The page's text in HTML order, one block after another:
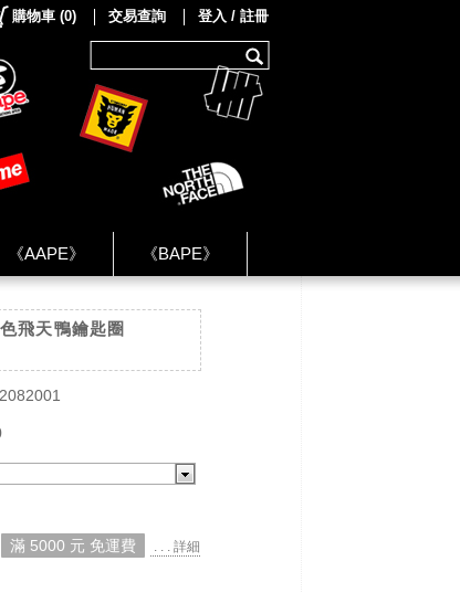
《AAPE》 《BAPE》
★
購物車 (0) 交易查詢 登入 / 註冊
飛天鴨鑰匙圈
滿 5000 元 免運費
. . . 詳細